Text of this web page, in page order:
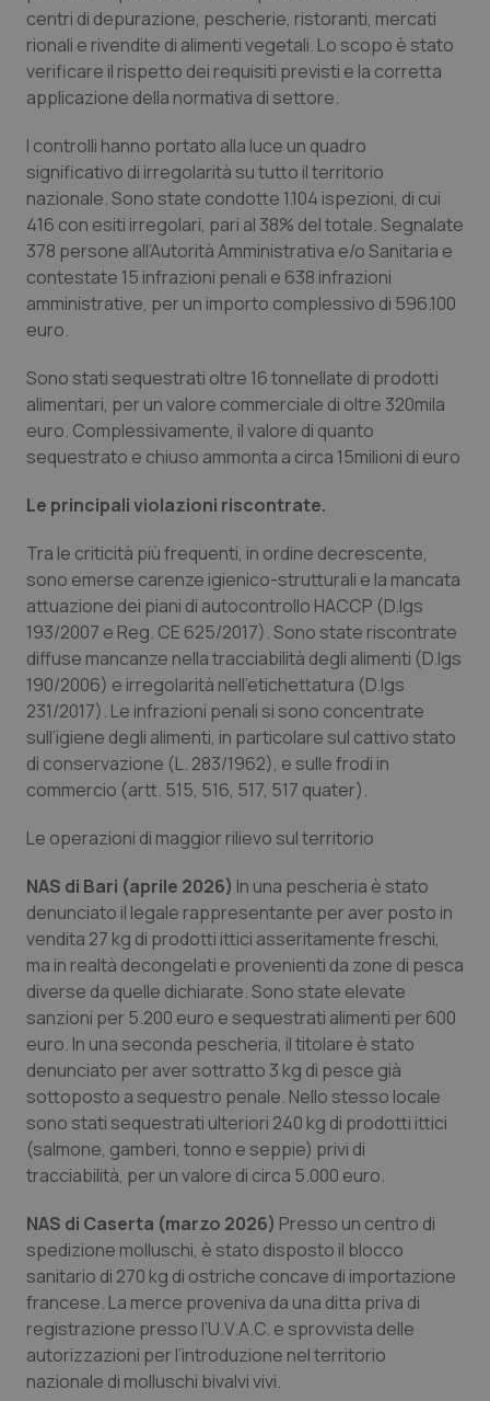
Lazio
Liguria
Lombardia
Marche
Molise
Piemonte
Provincia Autonoma di Bolzano
Provincia Autonoma di Trento
Sardegna
Sicilia
Toscana
Umbria
Valle D’Aosta
Veneto
Diabete & glucometri
Disturbi dell’umore
Dolore
Donna & Salute
Epatiti
HIV
Infezioni & Febbre
Ipertensione & Scompenso
Malattia di Crohn & Rettocolite Ulcerosa
Neuroscienze & patologie neurodegenerative
Obesità
Oftalmologia
Oncodermatologia
Oncoematologia
Oncologia & Nutrizione
Psoriasi & pelle
Quotidiano Cardiologia
Quotidiano Chirurgia
Quotidiano Oncologia
Quotidiano Pediatria
Rene & patologie urogenitali
Salute orale & impianti
Sangue & coagulazione
centri di depurazione, pescherie, ristoranti, mercati
rionali e rivendite di alimenti vegetali. Lo scopo è stato
verificare il rispetto dei requisiti previsti e la corretta
applicazione della normativa di settore.
I controlli hanno portato alla luce un quadro
significativo di irregolarità su tutto il territorio
nazionale. Sono state condotte 1.104 ispezioni, di cui
416 con esiti irregolari, pari al 38% del totale. Segnalate
378 persone all’Autorità Amministrativa e/o Sanitaria e
contestate 15 infrazioni penali e 638 infrazioni
amministrative, per un importo complessivo di 596.100
euro.
Sono stati sequestrati oltre 16 tonnellate di prodotti
alimentari, per un valore commerciale di oltre 320mila
euro. Complessivamente, il valore di quanto
sequestrato e chiuso ammonta a circa 15milioni di euro
Le principali violazioni riscontrate.
Tra le criticità più frequenti, in ordine decrescente,
sono emerse carenze igienico-strutturali e la mancata
attuazione dei piani di autocontrollo HACCP (D.lgs
193/2007 e Reg. CE 625/2017). Sono state riscontrate
diffuse mancanze nella tracciabilità degli alimenti (D.lgs
190/2006) e irregolarità nell’etichettatura (D.lgs
231/2017). Le infrazioni penali si sono concentrate
sull’igiene degli alimenti, in particolare sul cattivo stato
di conservazione (L. 283/1962), e sulle frodi in
commercio (artt. 515, 516, 517, 517 quater).
Le operazioni di maggior rilievo sul territorio
NAS di Bari (aprile 2026) In una pescheria è stato
denunciato il legale rappresentante per aver posto in
vendita 27 kg di prodotti ittici asseritamente freschi,
ma in realtà decongelati e provenienti da zone di pesca
diverse da quelle dichiarate. Sono state elevate
sanzioni per 5.200 euro e sequestrati alimenti per 600
euro. In una seconda pescheria, il titolare è stato
denunciato per aver sottratto 3 kg di pesce già
sottoposto a sequestro penale. Nello stesso locale
sono stati sequestrati ulteriori 240 kg di prodotti ittici
(salmone, gamberi, tonno e seppie) privi di
tracciabilità, per un valore di circa 5.000 euro.
NAS di Caserta (marzo 2026) Presso un centro di
spedizione molluschi, è stato disposto il blocco
sanitario di 270 kg di ostriche concave di importazione
francese. La merce proveniva da una ditta priva di
registrazione presso l’U.V.A.C. e sprovvista delle
autorizzazioni per l’introduzione nel territorio
nazionale di molluschi bivalvi vivi.